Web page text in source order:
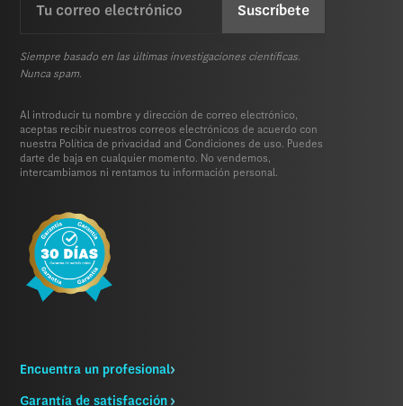
Siempre basado en las últimas investigaciones científicas.
Nunca spam.
Al introducir tu nombre y dirección de correo electrónico,
aceptas recibir nuestros correos electrónicos de acuerdo con
nuestra Política de privacidad and Condiciones de uso. Puedes
darte de baja en cualquier momento. No vendemos,
intercambiamos ni rentamos tu información personal.
Encuentra un profesional
Garantía de satisfacción